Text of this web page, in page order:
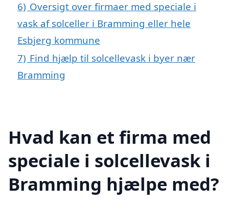
6) Oversigt over firmaer med speciale i
vask af solceller i Bramming eller hele
Esbjerg kommune
7) Find hjælp til solcellevask i byer nær
Bramming
Hvad kan et firma med
speciale i solcellevask i
Bramming hjælpe med?